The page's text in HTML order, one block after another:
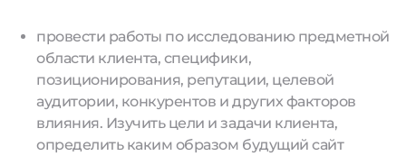
провести работы по исследованию предметной
области клиента, специфики,
позиционирования, репутации, целевой
аудитории, конкурентов и других факторов
влияния. Изучить цели и задачи клиента,
определить каким образом будущий сайт